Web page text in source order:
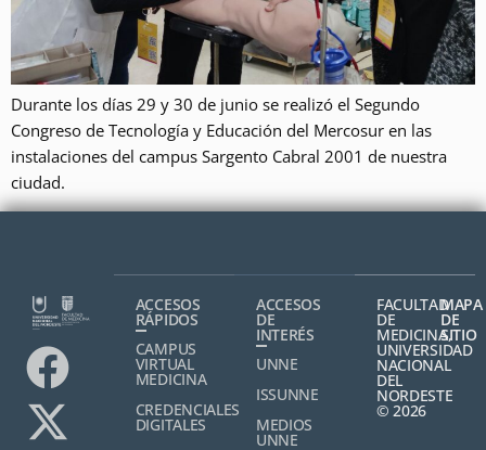
Durante los días 29 y 30 de junio se realizó el Segundo
Congreso de Tecnología y Educación del Mercosur en las
instalaciones del campus Sargento Cabral 2001 de nuestra
ciudad.
ACCESOS
RÁPIDOS
CAMPUS
VIRTUAL
MEDICINA
CREDENCIALES
DIGITALES
ACCESOS
DE
INTERÉS
UNNE
ISSUNNE
MEDIOS
UNNE
FACULTAD
DE
MEDICINA,
UNIVERSIDAD
NACIONAL
DEL
NORDESTE
© 2026
MAPA
DE
SITIO